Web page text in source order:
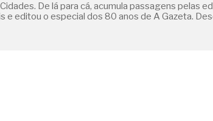
De lá para cá, acumula passagens pelas
e editou o especial dos 80 anos de A Gazeta.